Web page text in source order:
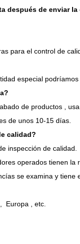
después de enviar
para el control de
especial
de productos
,
de unos 10-15 días.
calidad?
inspección de calidad.
operados tienen
se examina y tiene
Europa , etc.